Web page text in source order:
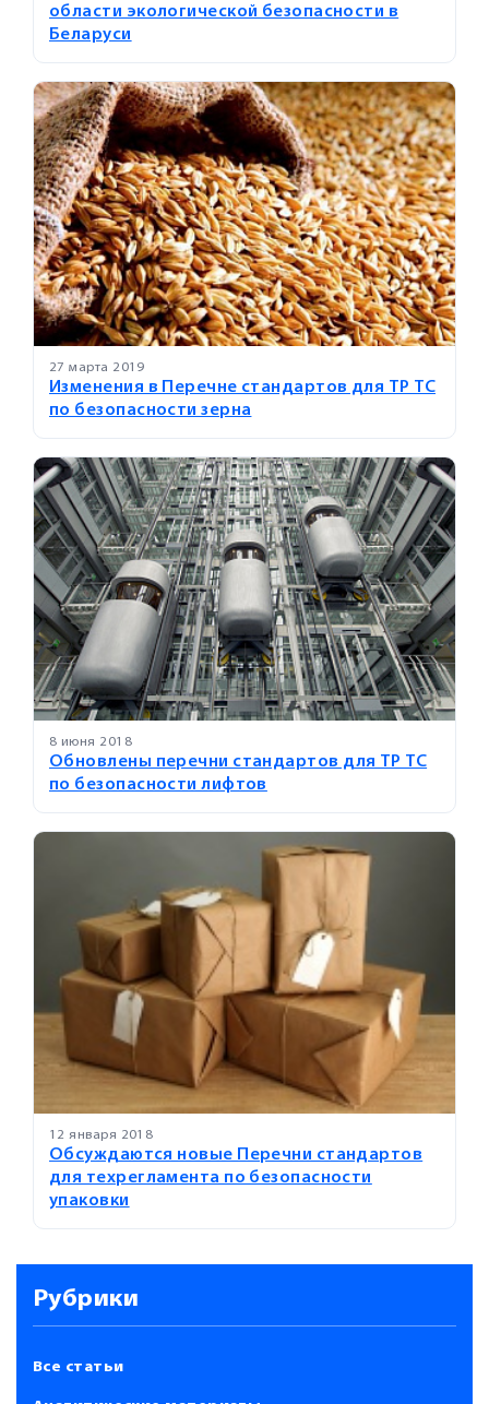
области экологической безопасности в
Беларуси
27 марта 2019
Изменения в Перечне стандартов для ТР ТС
по безопасности зерна
8 июня 2018
Обновлены перечни стандартов для ТР ТС
по безопасности лифтов
12 января 2018
Обсуждаются новые Перечни стандартов
для техрегламента по безопасности
упаковки
Рубрики
Все статьи